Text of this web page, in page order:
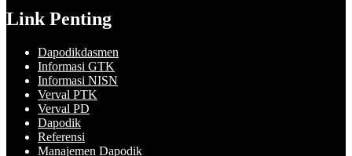
Link Penting
Dapodikdasmen
Informasi GTK
Informasi NISN
Verval PTK
Verval PD
Dapodik
Referensi
Manajemen Dapodik